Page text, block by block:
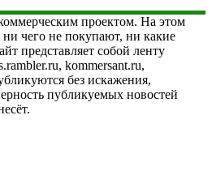
проектом. На этом
чего не покупают, ни какие
представляет собой ленту
kommersant.ru,
без искажения,
публикуемых новостей